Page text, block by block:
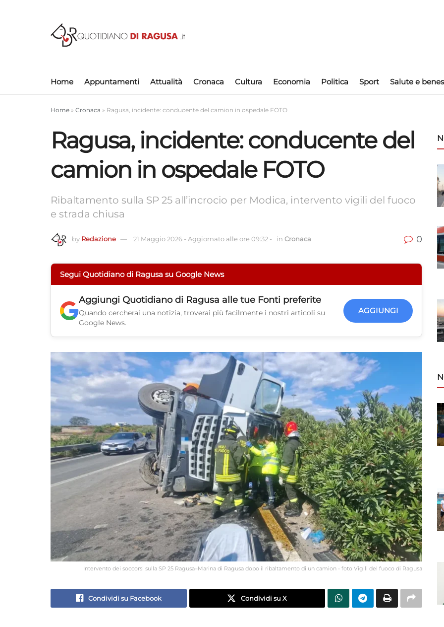
Home Appuntamenti Attualità Cronaca Cultura Economia Politica Sport Salute e
Home » Cronaca » Ragusa, incidente: conducente del camion in ospedale FOTO
Ragusa, incidente: conducente del
camion in ospedale FOTO
Ribaltamento sulla SP 25 all’incrocio per Modica, intervento vigili del fuoco
e strada chiusa
by Redazione 21 Maggio 2026 - Aggiornato alle ore 09:32 - in Cronaca 0
Segui Quotidiano di Ragusa su Google News
Aggiungi Quotidiano di Ragusa alle tue Fonti preferite
Quando cercherai una notizia, troverai più facilmente i nostri articoli su
Google News.
AGGIUNGI
Intervento dei soccorsi sulla SP 25 Ragusa–Marina di Ragusa dopo il ribaltamento di un camion - foto Vigili del fuoco di Ragusa
Condividi su Facebook Condividi su X